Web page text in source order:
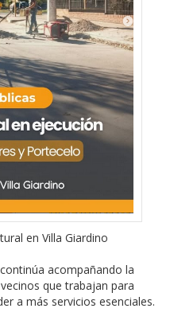
en Villa Giardino
acompañando la
que trabajan para
a más servicios esenciales.